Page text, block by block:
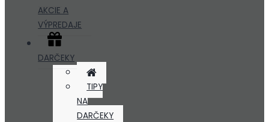
AKCIE A
VÝPREDAJE
DARČEKY
TIPY
NA
DARČEKY